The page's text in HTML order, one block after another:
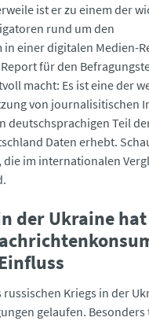
ist er zu einem der
rund um den
einer digitalen Medien-
für den
macht: Es ist eine der
von journalisitischen
deutschsprachigen Teil
Daten erhebt.
die im internationalen
der Ukraine
russischen Kriegs in der
gelaufen. Besonders